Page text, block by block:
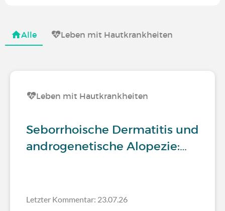
Alle Leben mit Hautkrankheiten
Leben mit Hautkrankheiten
Seborrhoische Dermatitis und
androgenetische Alopezie:…
Letzter Kommentar: 23.07.26